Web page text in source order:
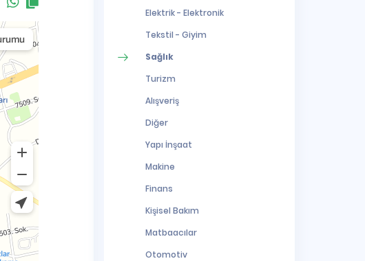
Elektrik - Elektronik
Tekstil - Giyim
Sağlık
Turizm
Alışveriş
Diğer
Yapı İnşaat
Makine
Finans
Kişisel Bakım
Matbaacılar
Otomotiv